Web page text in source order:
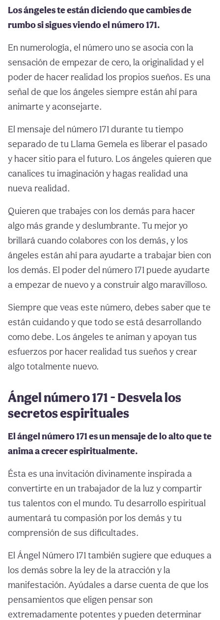
Los ángeles te están diciendo que cambies de
rumbo si sigues viendo el número 171.
En numerología, el número uno se asocia con la
sensación de empezar de cero, la originalidad y el
poder de hacer realidad los propios sueños. Es una
señal de que los ángeles siempre están ahí para
animarte y aconsejarte.
El mensaje del número 171 durante tu tiempo
separado de tu Llama Gemela es liberar el pasado
y hacer sitio para el futuro. Los ángeles quieren que
canalices tu imaginación y hagas realidad una
nueva realidad.
Quieren que trabajes con los demás para hacer
algo más grande y deslumbrante. Tu mejor yo
brillará cuando colabores con los demás, y los
ángeles están ahí para ayudarte a trabajar bien con
los demás. El poder del número 171 puede ayudarte
a empezar de nuevo y a construir algo maravilloso.
Siempre que veas este número, debes saber que te
están cuidando y que todo se está desarrollando
como debe. Los ángeles te animan y apoyan tus
esfuerzos por hacer realidad tus sueños y crear
algo totalmente nuevo.
Ángel número 171 - Desvela los
secretos espirituales
El ángel número 171 es un mensaje de lo alto que te
anima a crecer espiritualmente.
Ésta es una invitación divinamente inspirada a
convertirte en un trabajador de la luz y compartir
tus talentos con el mundo. Tu desarrollo espiritual
aumentará tu compasión por los demás y tu
comprensión de sus dificultades.
El Ángel Número 171 también sugiere que eduques a
los demás sobre la ley de la atracción y la
manifestación. Ayúdales a darse cuenta de que los
pensamientos que eligen pensar son
extremadamente potentes y pueden determinar